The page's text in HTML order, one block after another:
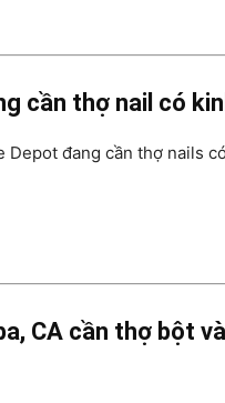
cần thợ nail có
đang cần thợ nails
CA cần thợ bột